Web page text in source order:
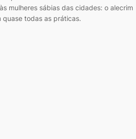
mulheres sábias das cidades: o alecrim
quase todas as práticas.